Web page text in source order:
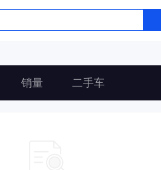
销量 二手车